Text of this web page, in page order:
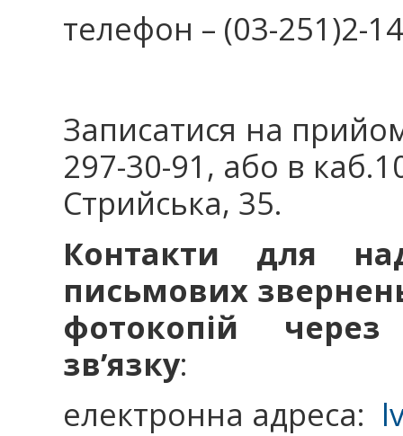
телефон – (03-251)2-
Записатися на
297-30-91, або в
Стрийська, 35.
Контакти для
письмових
фотокопій
зв’язку:
електронна адреса: